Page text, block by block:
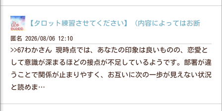
【タロット練習させてください】（内容によってはお断
匿名 2026/08/06 12:10
>>67わかさん 現時点では、あなたの印象は良いものの、恋愛と
して意識が深まるほどの接点が不足しているようです。部署が違
うことで関係が止まりやすく、お互いに次の一歩が見えない状況
と読めま…